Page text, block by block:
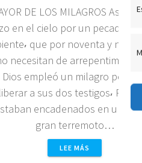
DE LOS MILAGROS Así
en el cielo por un pecador
que por noventa y nueve
necesitan de
Dios empleó un milagro poco
a sus dos testigos⸴ Pablo
encadenados en una
gran terremoto…
LEE MÁS